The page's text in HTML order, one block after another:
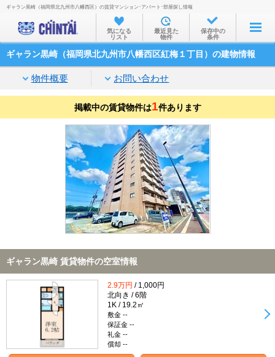
お部屋を探す
沿線・駅から
家賃相場から
通勤通学時間から
物件特集から
不動産会社から
TOP
ギャラン黒崎（福岡県北九州市八幡西区）の賃貸マンション･アパート･部屋探し情報
気になる
リスト
最近見た
物件
保存中の
条件
ギャラン黒崎（福岡県北九州市八幡西区紅梅１丁目）の建物情報
物件概要 お問い合わせ
掲載中の賃貸物件は1件あります
ギャラン黒崎 賃貸物件の空室情報
2.9万円 / 1,000円
北向き / 6階
1K / 19.2㎡
敷金 --
保証金 --
礼金 --
償却 --